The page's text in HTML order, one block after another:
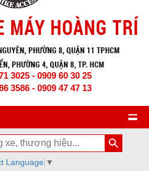
3025 - 0909 60 30 25
3586 - 0909 47 47 13
Language ▼